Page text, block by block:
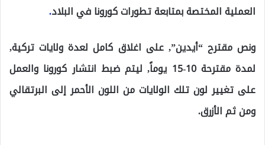
العملية المختصة بمتابعة تطورات كورونا في البلاد.
ونص مقترح “أيدين”, على اغلاق كامل لعدة ولايات تركية,
لمدة مقترحة 10-15 يوماً, ليتم ضبط انتشار كورونا والعمل
على تغيير لون تلك الولايات من اللون الأحمر إلى البرتقالي
ومن ثم الأزرق.